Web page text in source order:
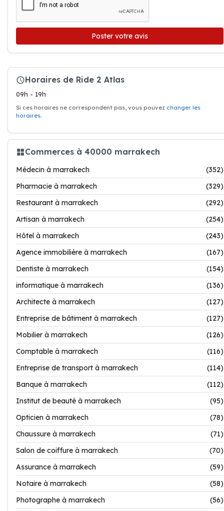
Poster votre avis
Horaires de Ride 2 Atlas
09h - 19h
Si ces horaires ne correspondent pas, vous pouvez changer les
horaires.
Commerces à 40000 marrakech
Médecin à marrakech
(352)
Pharmacie à marrakech
(329)
Restaurant à marrakech
(292)
Artisan à marrakech
(254)
Hôtel à marrakech
(243)
Agence immobilière à marrakech
(167)
Dentiste à marrakech
(154)
informatique à marrakech
(136)
Architecte à marrakech
(127)
Entreprise de bâtiment à marrakech
(127)
Mobilier à marrakech
(126)
Comptable à marrakech
(116)
Entreprise de transport à marrakech
(114)
Banque à marrakech
(112)
Institut de beauté à marrakech
(95)
Opticien à marrakech
(78)
Chaussure à marrakech
(71)
Salon de coiffure à marrakech
(70)
Assurance à marrakech
(59)
Notaire à marrakech
(58)
Photographe à marrakech
(56)